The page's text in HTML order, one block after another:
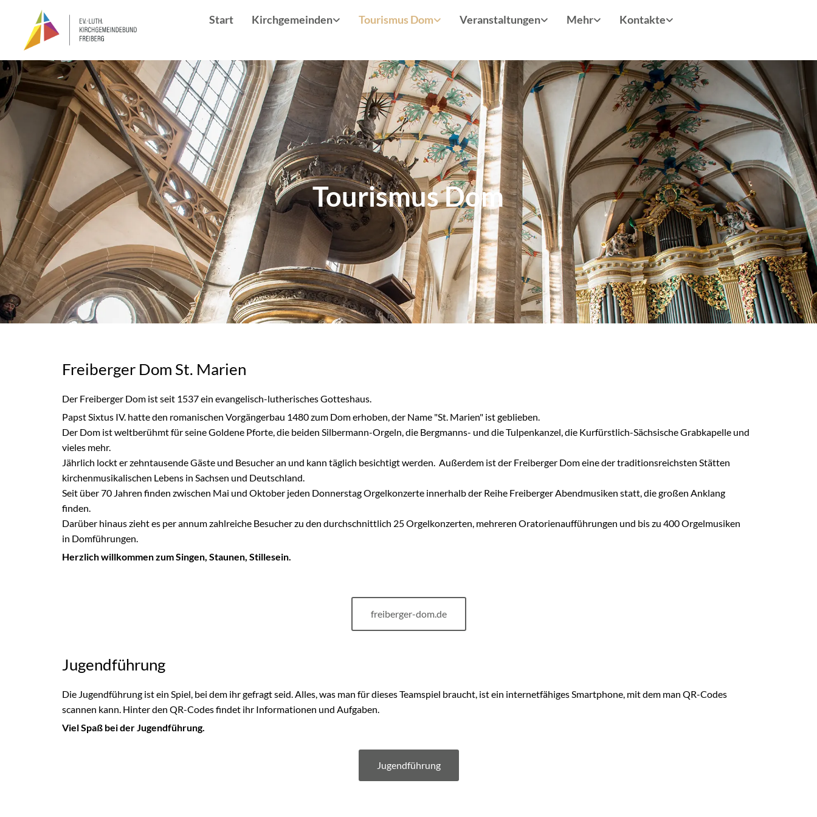
Start Kirchgemeinden Tourismus Dom Veranstaltungen Mehr Kontakte
Tourismus Dom
Freiberger Dom St. Marien
Der Freiberger Dom ist seit 1537 ein evangelisch-lutherisches Gotteshaus.
Papst Sixtus IV. hatte den romanischen Vorgängerbau 1480 zum Dom erhoben, der Name "St. Marien" ist geblieben.
Der Dom ist weltberühmt für seine Goldene Pforte, die beiden Silbermann-Orgeln, die Bergmanns- und die Tulpenkanzel, die Kurfürstlich-Sächsische Grabkapelle und
vieles mehr.
Jährlich lockt er zehntausende Gäste und Besucher an und kann täglich besichtigt werden. Außerdem ist der Freiberger Dom eine der traditionsreichsten Stätten
kirchenmusikalischen Lebens in Sachsen und Deutschland.
Seit über 70 Jahren finden zwischen Mai und Oktober jeden Donnerstag Orgelkonzerte innerhalb der Reihe Freiberger Abendmusiken statt, die großen Anklang
finden.
Darüber hinaus zieht es per annum zahlreiche Besucher zu den durchschnittlich 25 Orgelkonzerten, mehreren Oratorienaufführungen und bis zu 400 Orgelmusiken
in Domführungen.
Herzlich willkommen zum Singen, Staunen, Stillesein.
freiberger-dom.de
Jugendführung
Die Jugendführung ist ein Spiel, bei dem ihr gefragt seid. Alles, was man für dieses Teamspiel braucht, ist ein internetfähiges Smartphone, mit dem man QR-Codes
scannen kann. Hinter den QR-Codes findet ihr Informationen und Aufgaben.
Viel Spaß bei der Jugendführung.
Jugendführung